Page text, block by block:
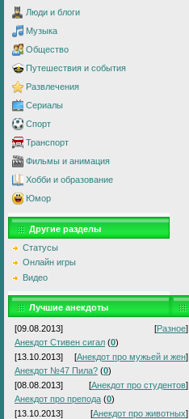
Люди и блоги
Музыка
Общество
Путешествия и события
Развлечения
Сериалы
Спорт
Транспорт
Фильмы и анимация
Хобби и образование
Юмор
Другие разделы
Статусы
Онлайн игры
Видео
Лучшие анекдоты
[09.08.2013] [Разное]
Анекдот Стивен сигал (0)
[13.10.2013]
[Анекдот про мужьей и жен]
Анекдот №47 Пила? (0)
[08.08.2013]
[Анекдот про студентов]
Анекдот про препода (0)
[13.10.2013]
[Анекдот про животных]